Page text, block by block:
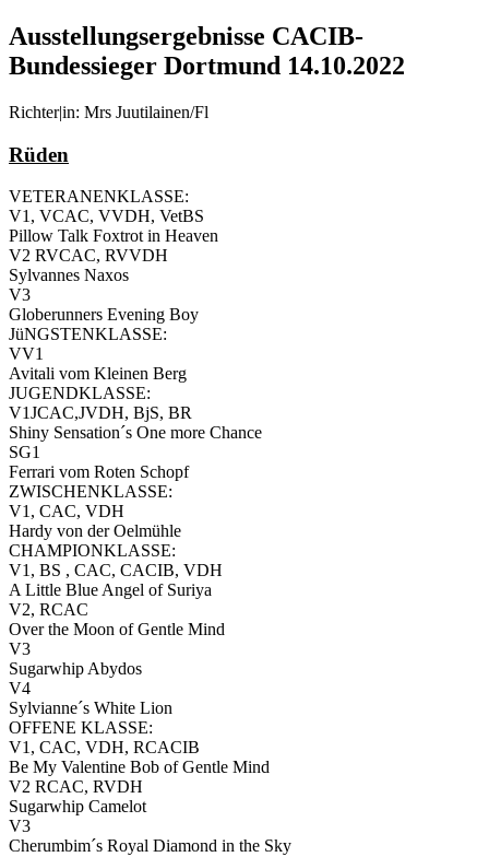
Ausstellungsergebnisse CACIB-
Bundessieger Dortmund 14.10.2022
Richter|in: Mrs Juutilainen/Fl
Rüden
VETERANENKLASSE:
V1, VCAC, VVDH, VetBS
Pillow Talk Foxtrot in Heaven
V2 RVCAC, RVVDH
Sylvannes Naxos
V3
Globerunners Evening Boy
JüNGSTENKLASSE:
VV1
Avitali vom Kleinen Berg
JUGENDKLASSE:
V1JCAC,JVDH, BjS, BR
Shiny Sensation´s One more Chance
SG1
Ferrari vom Roten Schopf
ZWISCHENKLASSE:
V1, CAC, VDH
Hardy von der Oelmühle
CHAMPIONKLASSE:
V1, BS , CAC, CACIB, VDH
A Little Blue Angel of Suriya
V2, RCAC
Over the Moon of Gentle Mind
V3
Sugarwhip Abydos
V4
Sylvianne´s White Lion
OFFENE KLASSE:
V1, CAC, VDH, RCACIB
Be My Valentine Bob of Gentle Mind
V2 RCAC, RVDH
Sugarwhip Camelot
V3
Cherumbim´s Royal Diamond in the Sky